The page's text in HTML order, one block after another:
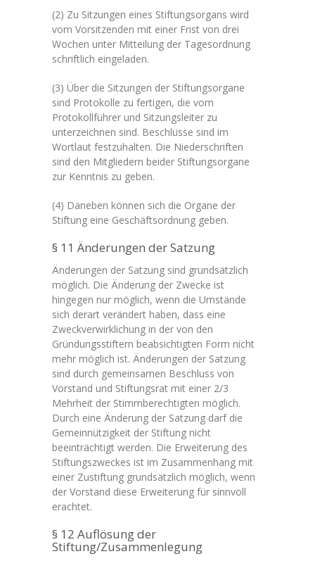
(2) Zu Sitzungen eines Stiftungsorgans wird
vom Vorsitzenden mit einer Frist von drei
Wochen unter Mitteilung der Tagesordnung
schriftlich eingeladen.
(3) Über die Sitzungen der Stiftungsorgane
sind Protokolle zu fertigen, die vom
Protokollführer und Sitzungsleiter zu
unterzeichnen sind. Beschlüsse sind im
Wortlaut festzuhalten. Die Niederschriften
sind den Mitgliedern beider Stiftungsorgane
zur Kenntnis zu geben.
(4) Daneben können sich die Organe der
Stiftung eine Geschäftsordnung geben.
§ 11 Änderungen der Satzung
Änderungen der Satzung sind grundsätzlich
möglich. Die Änderung der Zwecke ist
hingegen nur möglich, wenn die Umstände
sich derart verändert haben, dass eine
Zweckverwirklichung in der von den
Gründungsstiftern beabsichtigten Form nicht
mehr möglich ist. Änderungen der Satzung
sind durch gemeinsamen Beschluss von
Vorstand und Stiftungsrat mit einer 2/3
Mehrheit der Stimmberechtigten möglich.
Durch eine Änderung der Satzung darf die
Gemeinnützigkeit der Stiftung nicht
beeinträchtigt werden. Die Erweiterung des
Stiftungszweckes ist im Zusammenhang mit
einer Zustiftung grundsätzlich möglich, wenn
der Vorstand diese Erweiterung für sinnvoll
erachtet.
§ 12 Auflösung der
Stiftung/Zusammenlegung